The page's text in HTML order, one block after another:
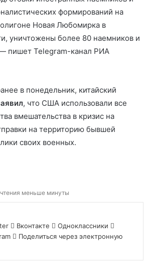
формирований на
Новая Любомирка в
уничтожены более 80 наемников и
пишет Telegram-канал РИА
в понедельник, китайский
, что США использовали все
вмешательства в кризис на
на территорию бывшей
своих военных.
меньше минуты
Вконтакте
Одноклассники
Поделиться через электронную